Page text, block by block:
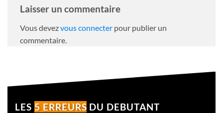
Laisser un commentaire
Vous devezvous connecter pour publier un
commentaire.
LES 5 ERREURS DU DEBUTANT